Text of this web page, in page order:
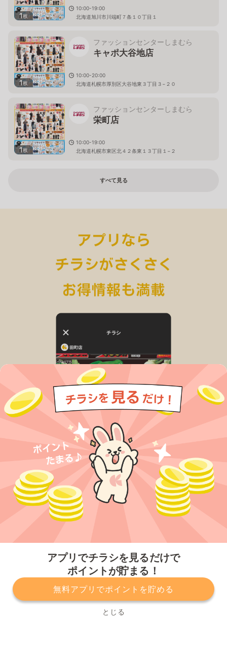
アプリでチラシを見るだけで
ポイントが貯まる！
無料アプリでポイントを貯める
とじる
1枚
10:00-19:00
北海道旭川市川端町７条１０丁目１
1枚
ファッションセンターしまむら
キャポ大谷地店
10:00-20:00
北海道札幌市厚別区大谷地東３丁目３−２０
1枚
ファッションセンターしまむら
栄町店
10:00-19:00
北海道札幌市東区北４２条東１３丁目１−２
すべて見る
プライバシーポリシー 利用規約
運営会社
サービスに関してのお問い合わせ